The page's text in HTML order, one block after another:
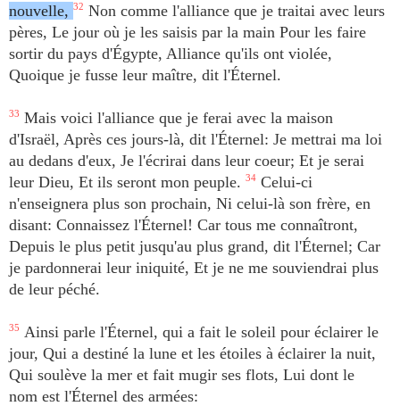
nouvelle, 32 Non comme l'alliance que je traitai avec leurs
pères, Le jour où je les saisis par la main Pour les faire
sortir du pays d'Égypte, Alliance qu'ils ont violée,
Quoique je fusse leur maître, dit l'Éternel.
33 Mais voici l'alliance que je ferai avec la maison
d'Israël, Après ces jours-là, dit l'Éternel: Je mettrai ma loi
au dedans d'eux, Je l'écrirai dans leur coeur; Et je serai
leur Dieu, Et ils seront mon peuple. 34 Celui-ci
n'enseignera plus son prochain, Ni celui-là son frère, en
disant: Connaissez l'Éternel! Car tous me connaîtront,
Depuis le plus petit jusqu'au plus grand, dit l'Éternel; Car
je pardonnerai leur iniquité, Et je ne me souviendrai plus
de leur péché.
35 Ainsi parle l'Éternel, qui a fait le soleil pour éclairer le
jour, Qui a destiné la lune et les étoiles à éclairer la nuit,
Qui soulève la mer et fait mugir ses flots, Lui dont le
nom est l'Éternel des armées: